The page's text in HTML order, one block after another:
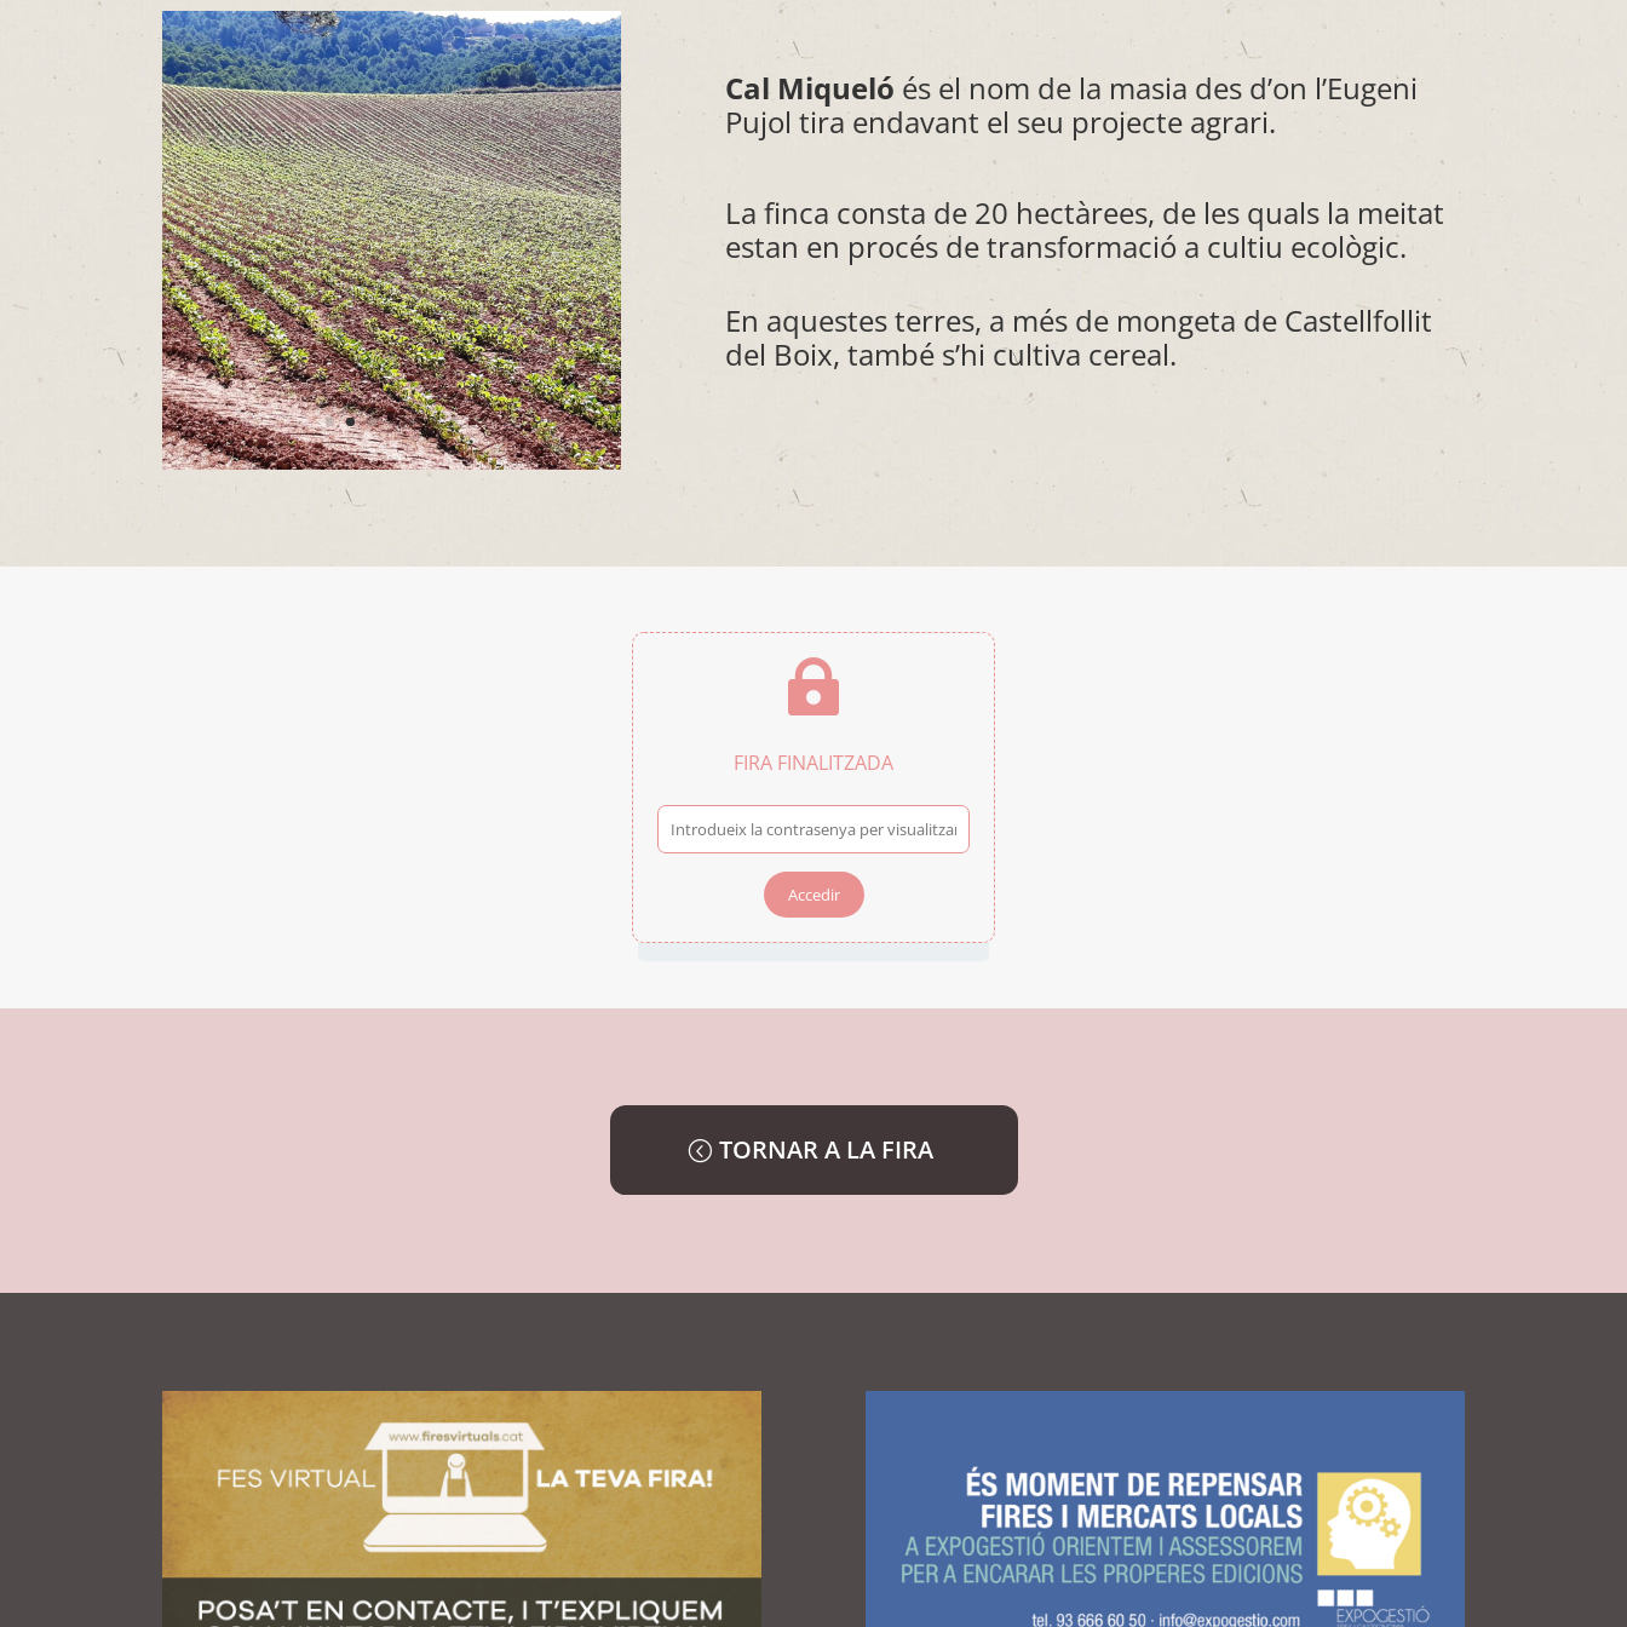
Cal Miqueló és el nom de la masia des d’on l’Eugeni
Pujol tira endavant el seu projecte agrari.
La finca consta de 20 hectàrees, de les quals la meitat
estan en procés de transformació a cultiu ecològic.
En aquestes terres, a més de mongeta de Castellfollit
del Boix, també s’hi cultiva cereal.

FIRA FINALITZADA
Accedir
TORNAR A LA FIRA